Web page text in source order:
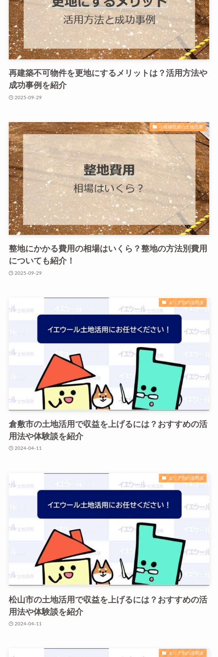
再建築不可物件を更地にするメリットは？活用方法や
成功事例を紹介
2025-09-29
小規模投資の土地活用
整地にかかる費用の相場はいくら？整地の方法別費用
についても紹介！
2025-09-29
エリア別の活用法
倉敷市の土地活用で収益を上げるには？おすすめの活
用法や体験談を紹介
2024-04-11
エリア別の活用法
松山市の土地活用で収益を上げるには？おすすめの活
用法や体験談を紹介
2024-04-11
エリア別の活用法